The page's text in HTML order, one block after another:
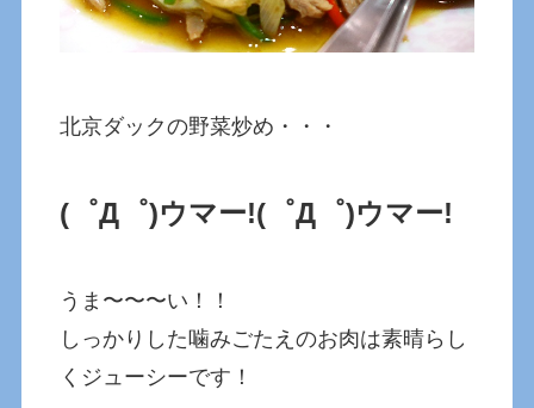
北京ダックの野菜炒め・・・
(゜Д゜)ウマー!(゜Д゜)ウマー!
うま〜〜〜い！！
しっかりした噛みごたえのお肉は素晴らし
くジューシーです！